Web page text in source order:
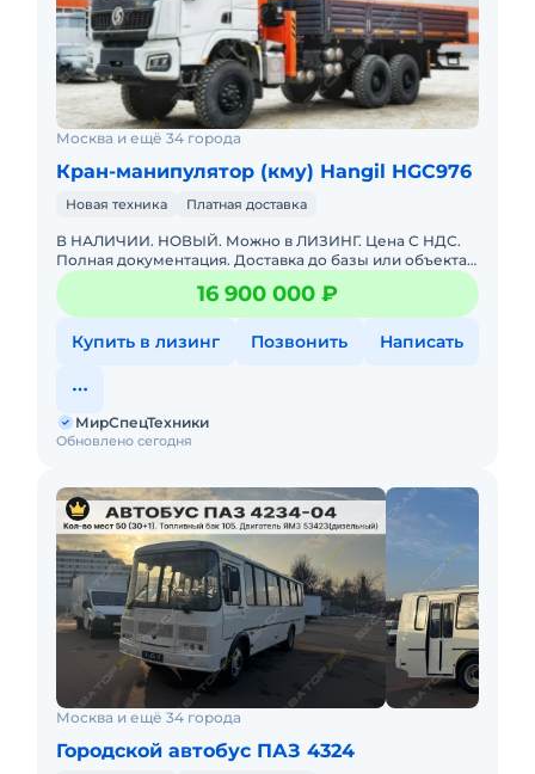
Москва и ещё 34 города
Кран-манипулятор (кму) Hangil HGC976
Новая техника Платная доставка
В НАЛИЧИИ. НОВЫЙ. Можно в ЛИЗИНГ. Цена С НДС.
Полная документация. Доставка до базы или объекта.
ООО "МирСпецТехники" является мультибрендовым
официальным дилер16 900 000 ₽
Купить в лизинг Позвонить Написать
Обновлено сегодня
МирСпецТехники
Москва и ещё 34 города
Городской автобус ПАЗ 4324